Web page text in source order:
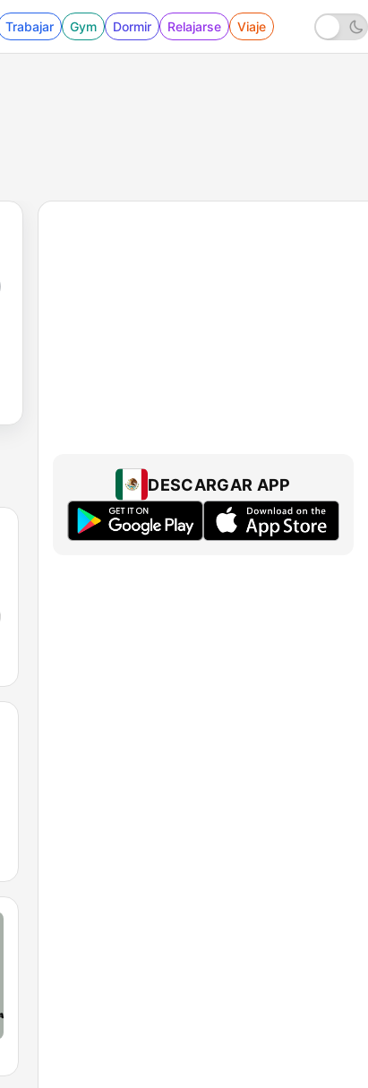
Trabajar Gym Dormir Relajarse Viaje
DESCARGAR APP